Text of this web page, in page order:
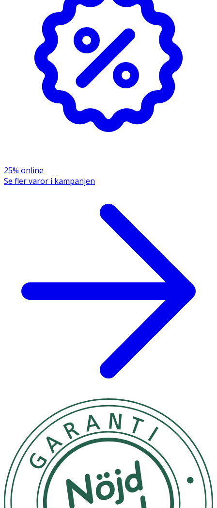
25% online
Se fler varor i kampanjen